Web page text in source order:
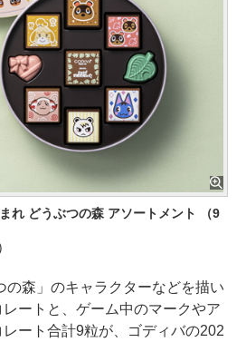
れ どうぶつの森 アソートメント （9
森」のキャラクターなどを描い
ートと、ゲーム中のマークやア
ート合計9粒が、ゴディバの202